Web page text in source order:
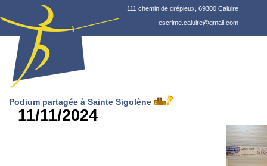
111 chemin de crépieux, 69300 Caluire
escrime.caluire@gmail.com
Podium partagée à Sainte Sigolène
11/11/2024